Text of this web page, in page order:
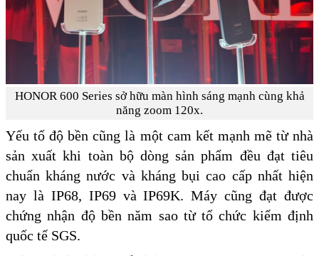
HONOR 600 Series sở hữu màn hình sáng mạnh cùng khả
năng zoom 120x.
Yếu tố độ bền cũng là một cam kết mạnh mẽ từ nhà
sản xuất khi toàn bộ dòng sản phẩm đều đạt tiêu
chuẩn kháng nước và kháng bụi cao cấp nhất hiện
nay là IP68, IP69 và IP69K. Máy cũng đạt được
chứng nhận độ bền năm sao từ tổ chức kiểm định
quốc tế SGS.